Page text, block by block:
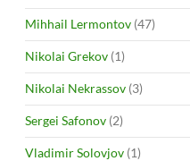
Mihhail Lermontov (47)
Nikolai Grekov (1)
Nikolai Nekrassov (3)
Sergei Safonov (2)
Vladimir Solovjov (1)